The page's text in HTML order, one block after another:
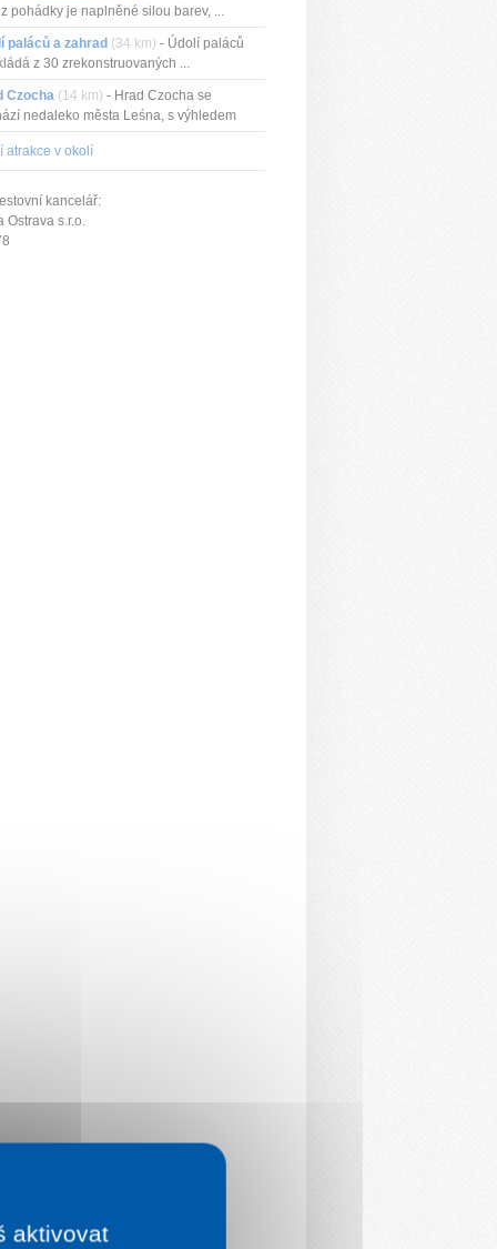
pohádky je naplněné silou barev, ...
paláců a zahrad (34 km) - Údolí paláců
z 30 zrekonstruovaných ...
Czocha (14 km) - Hrad Czocha se
nedaleko města Leśna, s výhledem
atrakce v okolí
kancelář:
Ostrava s.r.o.
aktivovat